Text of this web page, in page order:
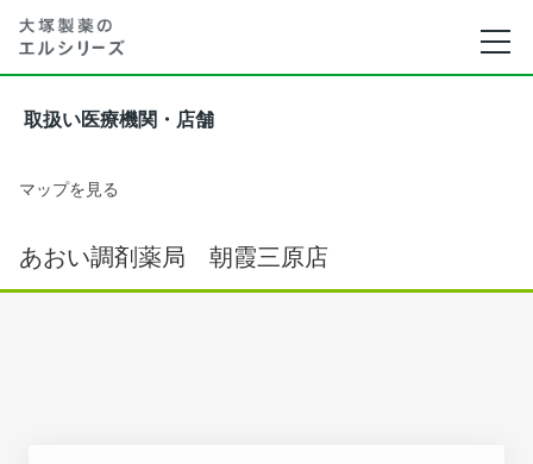
取扱い医療機関・店舗
マップを見る
あおい調剤薬局 朝霞三原店